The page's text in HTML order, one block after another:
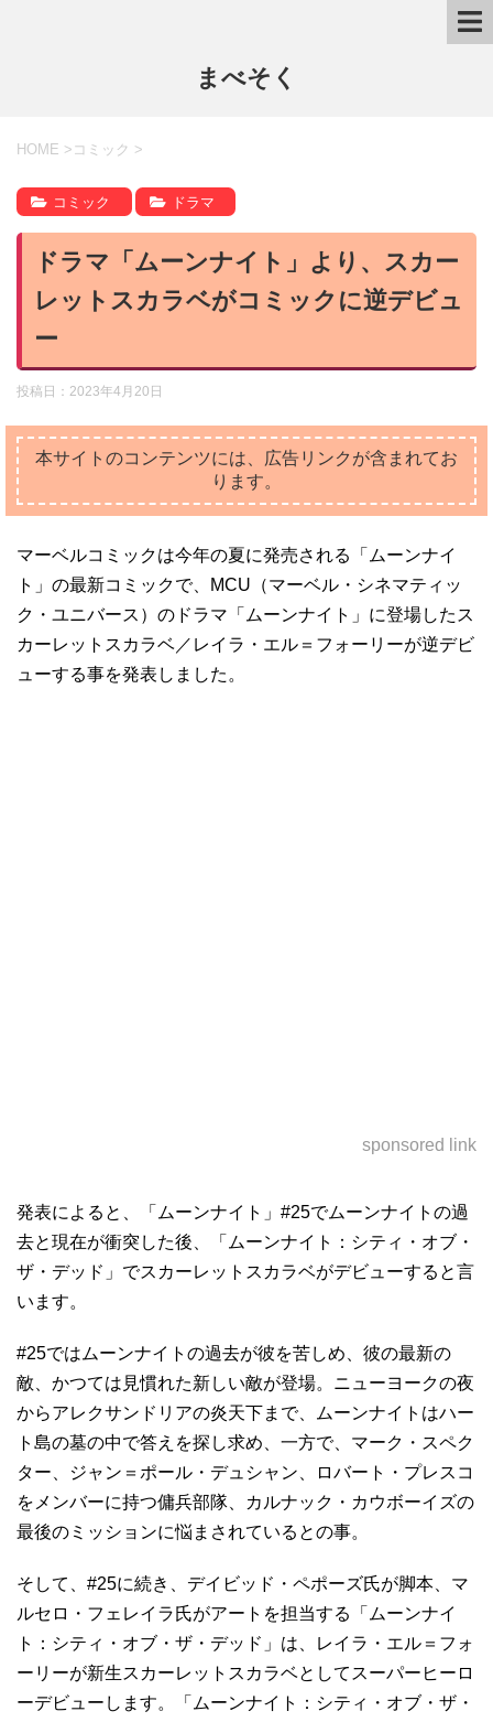
まべそく
HOME > コミック >
コミック ドラマ
ドラマ「ムーンナイト」より、スカー
レットスカラベがコミックに逆デビュ
ー
投稿日： 2023年4月20日
本サイトのコンテンツには、広告リンクが含まれてお
ります。
マーベルコミックは今年の夏に発売される「ムーンナイ
ト」の最新コミックで、MCU（マーベル・シネマティッ
ク・ユニバース）のドラマ「ムーンナイト」に登場したス
カーレットスカラベ／レイラ・エル＝フォーリーが逆デビ
ューする事を発表しました。
sponsored link
発表によると、「ムーンナイト」#25でムーンナイトの過
去と現在が衝突した後、「ムーンナイト：シティ・オブ・
ザ・デッド」でスカーレットスカラベがデビューすると言
います。
#25ではムーンナイトの過去が彼を苦しめ、彼の最新の
敵、かつては見慣れた新しい敵が登場。ニューヨークの夜
からアレクサンドリアの炎天下まで、ムーンナイトはハー
ト島の墓の中で答えを探し求め、一方で、マーク・スペク
ター、ジャン＝ポール・デュシャン、ロバート・プレスコ
をメンバーに持つ傭兵部隊、カルナック・カウボーイズの
最後のミッションに悩まされているとの事。
そして、#25に続き、デイビッド・ペポーズ氏が脚本、マ
ルセロ・フェレイラ氏がアートを担当する「ムーンナイ
ト：シティ・オブ・ザ・デッド」は、レイラ・エル＝フォ
ーリーが新生スカーレットスカラベとしてスーパーヒーロ
ーデビューします。「ムーンナイト：シティ・オブ・ザ・